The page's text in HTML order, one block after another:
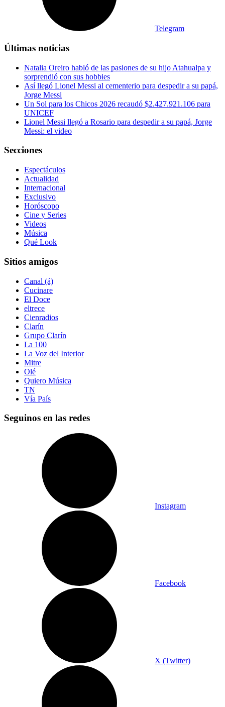
Telegram
Últimas noticias
Natalia Oreiro habló de las pasiones de su hijo Atahualpa y
sorprendió con sus hobbies
Así llegó Lionel Messi al cementerio para despedir a su papá,
Jorge Messi
Un Sol para los Chicos 2026 recaudó $2.427.921.106 para
UNICEF
Lionel Messi llegó a Rosario para despedir a su papá, Jorge
Messi: el video
Secciones
Espectáculos
Actualidad
Internacional
Exclusivo
Horóscopo
Cine y Series
Videos
Música
Qué Look
Sitios amigos
Canal (á)
Cucinare
El Doce
eltrece
Cienradios
Clarín
Grupo Clarín
La 100
La Voz del Interior
Mitre
Olé
Quiero Música
TN
Vía País
Seguinos en las redes
Instagram
Facebook
X (Twitter)